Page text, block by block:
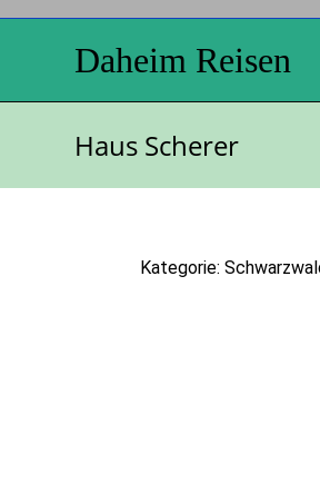
Daheim Reisen
Haus Scherer
Kategorie: